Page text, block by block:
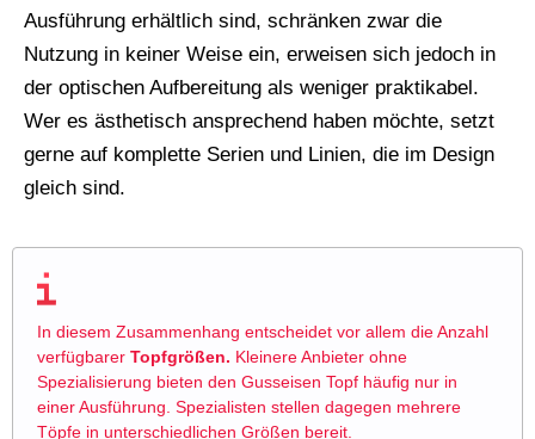
Ausführung erhältlich sind, schränken zwar die
Nutzung in keiner Weise ein, erweisen sich jedoch in
der optischen Aufbereitung als weniger praktikabel.
Wer es ästhetisch ansprechend haben möchte, setzt
gerne auf komplette Serien und Linien, die im Design
gleich sind.
In diesem Zusammenhang entscheidet vor allem die Anzahl
verfügbarer Topfgrößen. Kleinere Anbieter ohne
Spezialisierung bieten den Gusseisen Topf häufig nur in
einer Ausführung. Spezialisten stellen dagegen mehrere
Töpfe in unterschiedlichen Größen bereit.